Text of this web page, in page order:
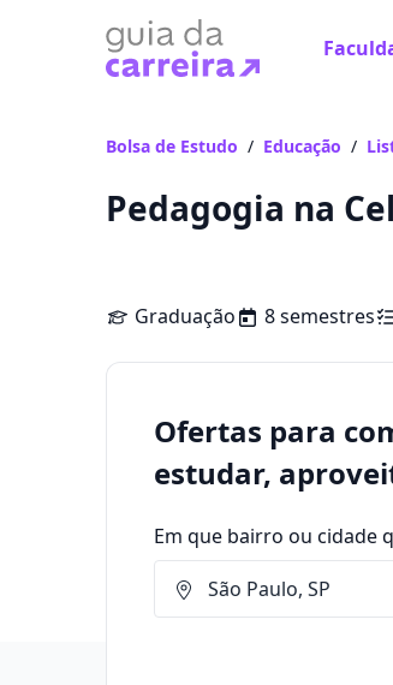
Bolsa de Estudo / Educação /
Pedagogia na
Graduação 8 semestres
Ofertas para
estudar,
Em que bairro ou cidade